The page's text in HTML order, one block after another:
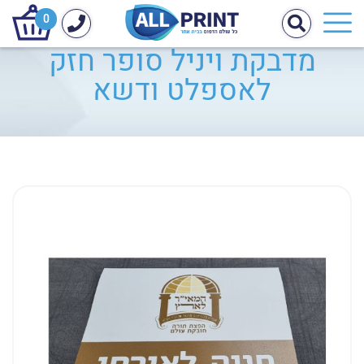
0
מדבקת ויניל סופר חזק
לאספלט ודשא